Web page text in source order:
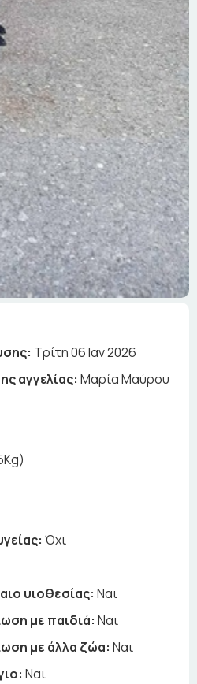
Τρίτη 06 Ιαν 2026
αγγελίας: Μαρία Μαύρου
Όχι
υιοθεσίας: Ναι
με παιδιά: Ναι
με άλλα ζώα: Ναι
Ναι